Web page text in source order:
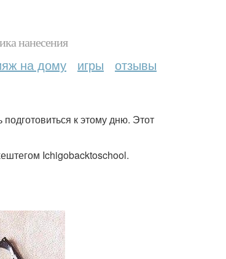
нанесения
на дому игры отзывы
к этому дню. Этот
Ichigobacktoschool.